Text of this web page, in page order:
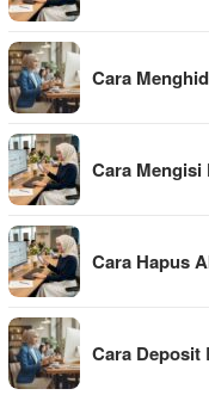
Cara
Cara Mengisi
Cara Hapus
Cara Deposit